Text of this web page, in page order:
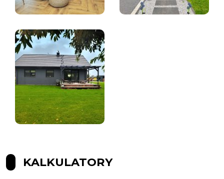
KALKULATORY